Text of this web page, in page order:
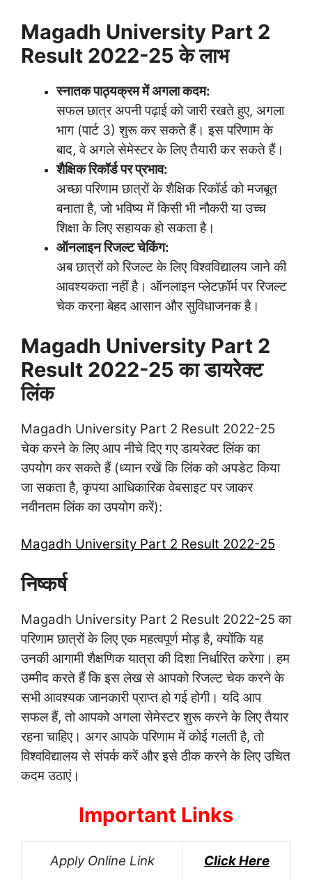
Magadh University Part 2
Result 2022-25 के लाभ
स्नातक पाठ्यक्रम में अगला कदम:
सफल छात्र अपनी पढ़ाई को जारी रखते हुए, अगला
भाग (पार्ट 3) शुरू कर सकते हैं। इस परिणाम के
बाद, वे अगले सेमेस्टर के लिए तैयारी कर सकते हैं।
शैक्षिक रिकॉर्ड पर प्रभाव:
अच्छा परिणाम छात्रों के शैक्षिक रिकॉर्ड को मजबूत
बनाता है, जो भविष्य में किसी भी नौकरी या उच्च
शिक्षा के लिए सहायक हो सकता है।
ऑनलाइन रिजल्ट चेकिंग:
अब छात्रों को रिजल्ट के लिए विश्वविद्यालय जाने की
आवश्यकता नहीं है। ऑनलाइन प्लेटफ़ॉर्म पर रिजल्ट
चेक करना बेहद आसान और सुविधाजनक है।
Magadh University Part 2
Result 2022-25 का डायरेक्ट
लिंक
Magadh University Part 2 Result 2022-25
चेक करने के लिए आप नीचे दिए गए डायरेक्ट लिंक का
उपयोग कर सकते हैं (ध्यान रखें कि लिंक को अपडेट किया
जा सकता है, कृपया आधिकारिक वेबसाइट पर जाकर
नवीनतम लिंक का उपयोग करें):
Magadh University Part 2 Result 2022-25
निष्कर्ष
Magadh University Part 2 Result 2022-25 का
परिणाम छात्रों के लिए एक महत्वपूर्ण मोड़ है, क्योंकि यह
उनकी आगामी शैक्षणिक यात्रा की दिशा निर्धारित करेगा। हम
उम्मीद करते हैं कि इस लेख से आपको रिजल्ट चेक करने के
सभी आवश्यक जानकारी प्राप्त हो गई होगी। यदि आप
सफल हैं, तो आपको अगला सेमेस्टर शुरू करने के लिए तैयार
रहना चाहिए। अगर आपके परिणाम में कोई गलती है, तो
विश्वविद्यालय से संपर्क करें और इसे ठीक करने के लिए उचित
कदम उठाएं।
Important Links
Apply Online Link Click Here